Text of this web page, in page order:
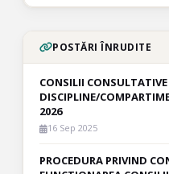
POSTĂRI ÎNRUDITE
CONSILII CONSULTATIVE
DISCIPLINE/
2026
16 Sep 2025
PROCEDURA PRIVIND